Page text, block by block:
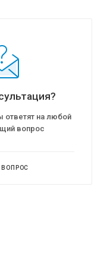
ответят на любой
вопрос
ВОПРОС